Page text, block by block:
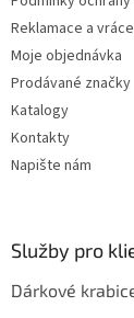
Reklamace a
Moje objednávka
Prodávané značky
Katalogy
Kontakty
Napište nám
Služby pro
Dárkové